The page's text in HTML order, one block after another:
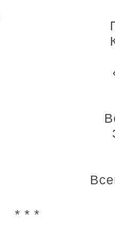
* * *